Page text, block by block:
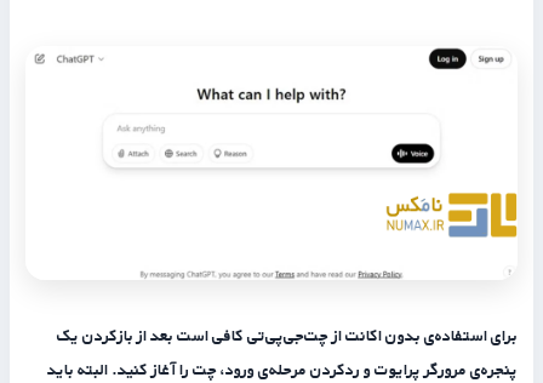
برای استفاده‌ی بدون اکانت از چت‌جی‌پی‌تی کافی است بعد از بازکردن یک
پنجره‌ی مرورگر پرایوت و ردکردن مرحله‌ی ورود، چت را آغاز کنید. البته باید